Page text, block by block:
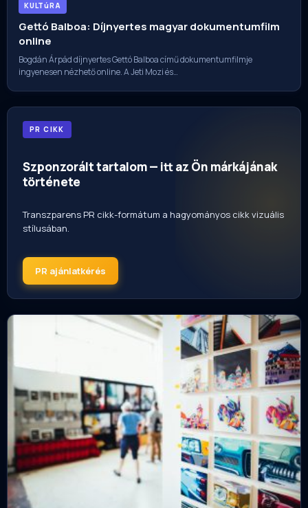
KULTúRA
Gettó Balboa: Díjnyertes magyar dokumentumfilm
online
Bogdán Árpád díjnyertes Gettó Balboa című dokumentumfilmje
ingyenesen nézhető online. A Jeti Mozi és…
PR CIKK
Szponzorált tartalom — itt az Ön márkájának
története
Transzparens PR cikk-formátum a hagyományos cikk vizuális
stílusában.
PR ajánlatkérés